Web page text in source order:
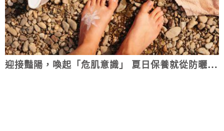
迎接豔陽，喚起「危肌意識」 夏日保養就從防曬開始